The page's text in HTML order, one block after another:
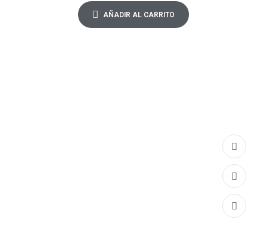
AÑADIR AL CARRITO